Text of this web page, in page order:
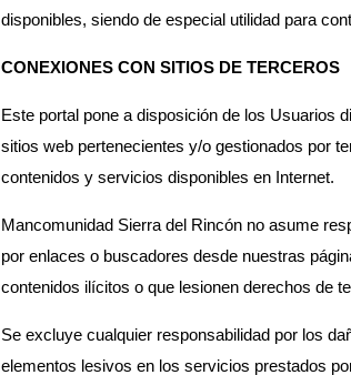
disponibles, siendo de especial utilidad para
CONEXIONES CON SITIOS DE TERCEROS
Este portal pone a disposición de los Usuarios
sitios web pertenecientes y/o gestionados por
contenidos y servicios disponibles en Internet.
Mancomunidad Sierra del Rincón no asume
por enlaces o buscadores desde nuestras
contenidos ilícitos o que lesionen derechos de
Se excluye cualquier responsabilidad por los
elementos lesivos en los servicios prestados